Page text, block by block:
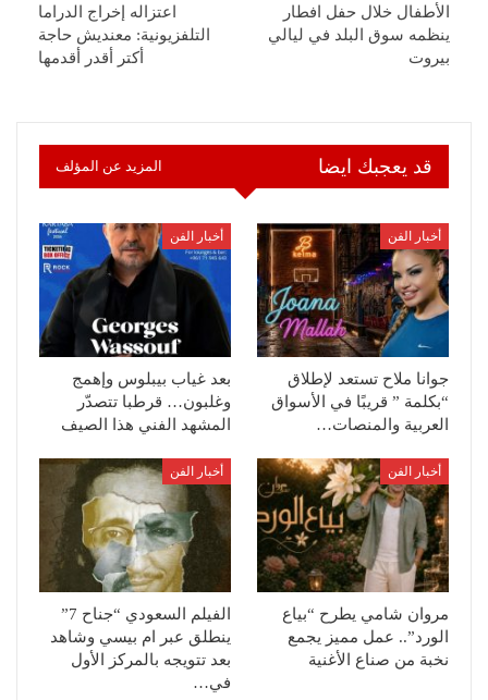
الأطفال خلال حفل افطار
ينظمه سوق البلد في ليالي
بيروت
اعتزاله إخراج الدراما
التلفزيونية: معنديش حاجة
أكتر أقدر أقدمها
قد يعجبك ايضا المزيد عن المؤلف
أخبار الفن
جوانا ملاح تستعد لإطلاق
“بكلمة ” قريبًا في الأسواق
العربية والمنصات…
أخبار الفن
بعد غياب بيبلوس وإهمج
وغلبون… قرطبا تتصدّر
المشهد الفني هذا الصيف
أخبار الفن
مروان شامي يطرح “بياع
الورد”.. عمل مميز يجمع
نخبة من صناع الأغنية
أخبار الفن
الفيلم السعودي “جناح 7”
ينطلق عبر ام بيسي وشاهد
بعد تتويجه بالمركز الأول
في…